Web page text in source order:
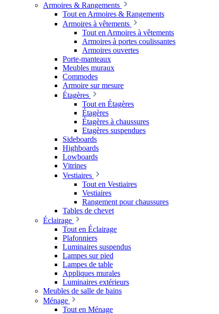
Armoires & Rangements
Tout en Armoires & Rangements
Armoires à vêtements
Tout en Armoires à vêtements
Armoires à portes coulissantes
Armoires ouvertes
Porte-manteaux
Meubles muraux
Commodes
Armoire sur mesure
Étagères
Tout en Étagères
Étagères
Étagères à chaussures
Etagères suspendues
Sideboards
Highboards
Lowboards
Vitrines
Vestiaires
Tout en Vestiaires
Vestiaires
Rangement pour chaussures
Tables de chevet
Éclairage
Tout en Éclairage
Plafonniers
Luminaires suspendus
Lampes sur pied
Lampes de table
Appliques murales
Luminaires extérieurs
Meubles de salle de bains
Ménage
Tout en Ménage